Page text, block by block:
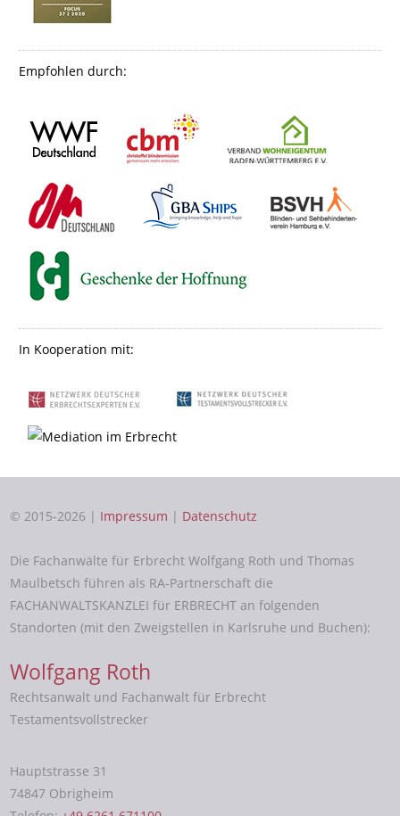
Empfohlen durch:
In Kooperation mit:
© 2015-2026 | Impressum | Datenschutz
Die Fachanwälte für Erbrecht Wolfgang Roth und Thomas
Maulbetsch führen als RA-Partnerschaft die
FACHANWALTSKANZLEI für ERBRECHT an folgenden
Standorten (mit den Zweigstellen in Karlsruhe und Buchen):
Wolfgang Roth
Rechtsanwalt und Fachanwalt für Erbrecht
Testamentsvollstrecker
Hauptstrasse 31
74847 Obrigheim